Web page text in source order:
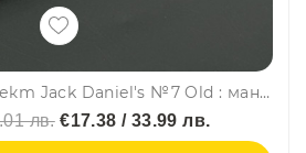
Подаръчен комплект Jack Daniel's №7 Old : манерка, лула, фуния, две чашки и метална сгъваема чаша, #FH26
лв.€17.38 / 33.99 лв.